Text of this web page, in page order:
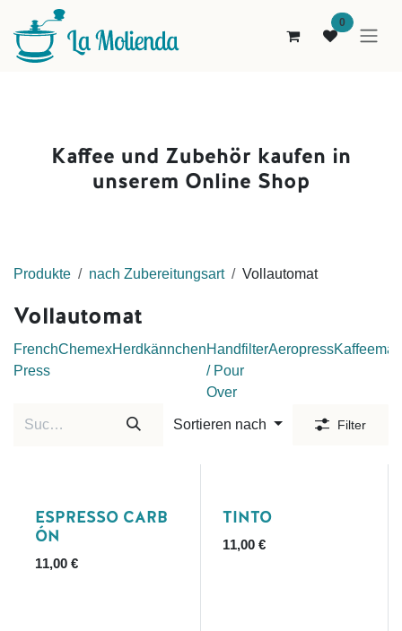
Zum Inhalt springen
0
Kaffee und Zubehör kaufen in
unserem Online Shop
Produkte nach Zubereitungsart Vollautomat
Vollautomat
French
Press
ChemexHerdkännchenHandfilter
/ Pour
Over
Aeropress
Sortieren nach Filter
ESPRESSO CARB
ÓN
11,00 €
TINTO
11,00€